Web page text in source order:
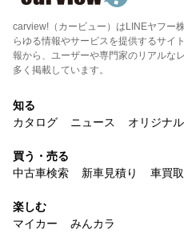
carview!（カービュー）はLINEヤフー
らゆる情報やサービスを提供するサイ
報から、ユーザーや専門家のリアルな
多く掲載しています。
知る
カタログ
ニュース オリジナ
買う・売る
中古車検索
新車見積り 車買取
楽しむ
マイカー
みんカラ